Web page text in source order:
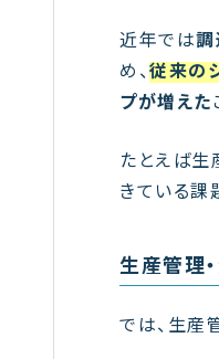
近年では
め、従来の
プが増えた
たとえば
きている課
生産管理
では、生産